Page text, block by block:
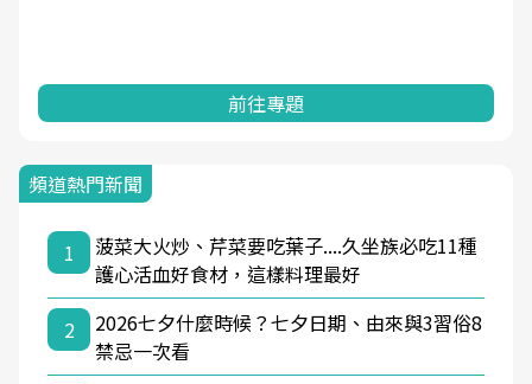
前往專題
頻道熱門新聞
1
菠菜大火炒、芹菜要吃葉子....久坐族必吃11種
護心活血好食材，這樣料理最好
2
2026七夕什麼時候？七夕日期、由來與3習俗8
禁忌一次看